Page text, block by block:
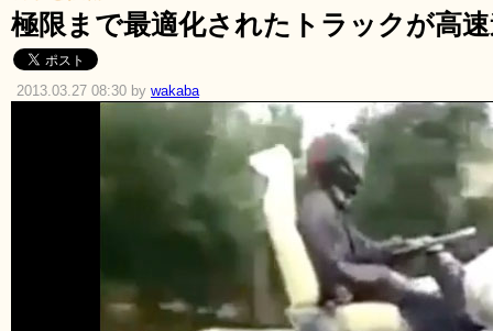
極限まで最適化されたトラックが高
2013.03.27 08:30 by wakaba